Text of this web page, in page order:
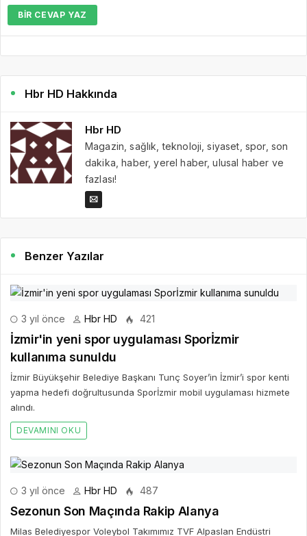
BIR CEVAP YAZ
Hbr HD Hakkında
Hbr HD
Magazin, sağlık, teknoloji, siyaset, spor, son
dakika, haber, yerel haber, ulusal haber ve
fazlası!
Benzer Yazılar
3 yıl önce Hbr HD 421
İzmir'in yeni spor uygulaması Sporİzmir
kullanıma sunuldu
İzmir Büyükşehir Belediye Başkanı Tunç Soyer’in İzmir’i spor kenti
yapma hedefi doğrultusunda Sporİzmir mobil uygulaması hizmete
alındı.
DEVAMINI OKU
3 yıl önce Hbr HD 487
Sezonun Son Maçında Rakip Alanya
Milas Belediyespor Voleybol Takımımız TVF Alpaslan Endüstri